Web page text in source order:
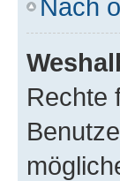
Nach
Rechte